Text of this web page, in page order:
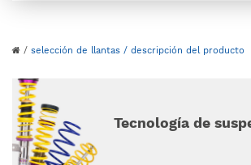
vehículo
continuar sin selección de
/ selección de llantas / descripción del producto
Tecnología de